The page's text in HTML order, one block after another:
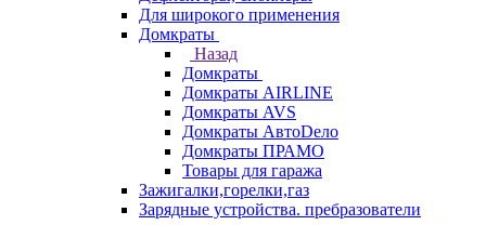
Для широкого применения
Домкраты
Назад
Домкраты
Домкраты AIRLINE
Домкраты AVS
Домкраты АвтоDело
Домкраты ПРАМО
Товары для гаража
Зажигалки,горелки,газ
Зарядные устройства. пребразователи